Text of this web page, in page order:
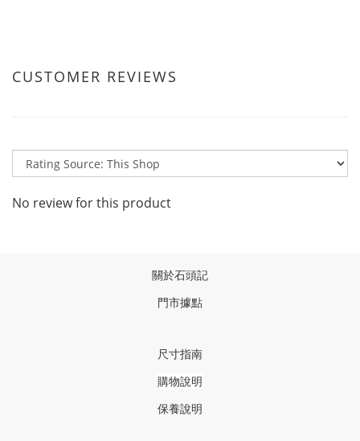
CUSTOMER REVIEWS
No review for this product
關於石頭記
門市據點
尺寸指南
購物說明
保養說明